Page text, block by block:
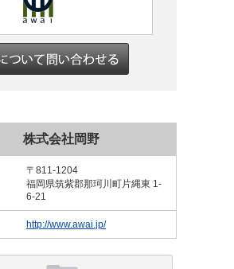
株式会社岡野
〒811-1204
福岡県筑紫郡那珂川町片縄東 1-
6-21
http://www.awai.jp/